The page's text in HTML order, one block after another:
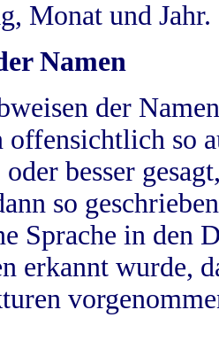
Monat und Jahr.
Namen
der
offensichtlich so
besser
so
Sprache in
erkannt wurde,